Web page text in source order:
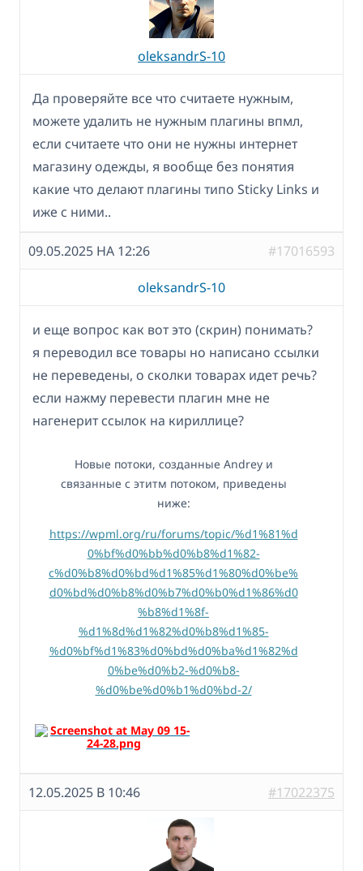
oleksandrS-10
Да проверяйте все что считаете нужным,
можете удалить не нужным плагины впмл,
если считаете что они не нужны интернет
магазину одежды, я вообще без понятия
какие что делают плагины типо Sticky Links и
иже с ними..
09.05.2025 НА 12:26 #17016593
oleksandrS-10
и еще вопрос как вот это (скрин) понимать?
я переводил все товары но написано ссылки
не переведены, о сколки товарах идет речь?
если нажму перевести плагин мне не
нагенерит ссылок на кириллице?
Новые потоки, созданные Andrey и
связанные с этитм потоком, приведены
ниже:
https://wpml.org/ru/forums/topic/%d1%81%d
0%bf%d0%bb%d0%b8%d1%82-
c%d0%b8%d0%bd%d1%85%d1%80%d0%be%
d0%bd%d0%b8%d0%b7%d0%b0%d1%86%d0
%b8%d1%8f-
%d1%8d%d1%82%d0%b8%d1%85-
%d0%bf%d1%83%d0%bd%d0%ba%d1%82%d
0%be%d0%b2-%d0%b8-
%d0%be%d0%b1%d0%bd-2/
12.05.2025 В 10:46 #17022375